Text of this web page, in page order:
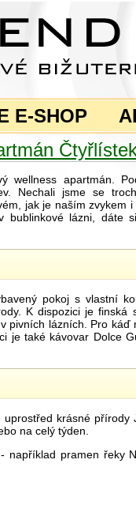
E-SHOP
wellness apartmán.
Nechali jsme se
jak je naším zvykem
bublinkové lázni, dáte
pokoj s vlastní
K dispozici je
lázních. Pro
je také kávovar Dolce
krásné
na celý týden.
pramen řeky